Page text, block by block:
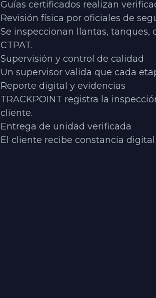
Guías certificados realizan
Revisión física por oficiales de
Se inspeccionan llantas,
CTPAT.
Supervisión y control de calidad
Un supervisor valida que cada
Reporte digital y evidencias
TRACKPOINT registra la
cliente.
Entrega de unidad verificada
El cliente recibe constancia